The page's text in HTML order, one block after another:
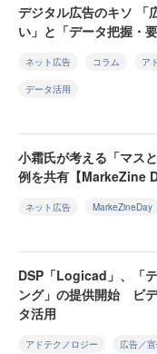
デジタル広告のキソ 「
い」と「データ把握・
ネット広告 コラム ア
データ活用
小霜氏が考える「マス
例を共有【MarkeZine
ネット広告 MarkeZineDay
DSP「Logicad」、「
ング」の提供開始 ビ
タ活用
アドテクノロジー 広告／